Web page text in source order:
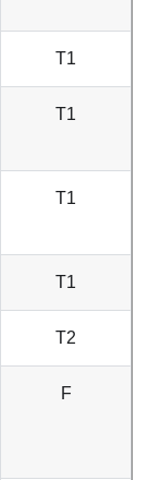
T1
T1
T1
T1
T2
F